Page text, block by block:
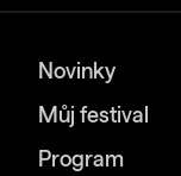
Novinky
Můj festival
Program